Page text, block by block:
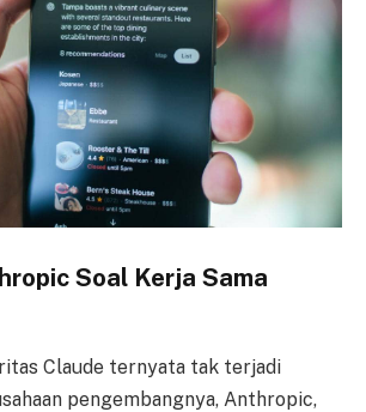
Soal Kerja Sama
Claude ternyata tak terjadi
pengembangnya, Anthropic,